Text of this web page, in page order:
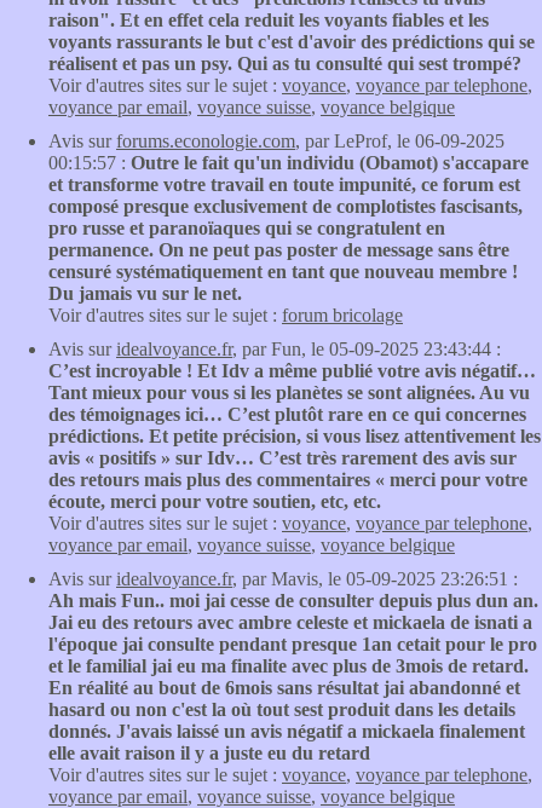
raison". Et en effet cela reduit les voyants fiables et les
voyants rassurants le but c'est d'avoir des prédictions qui se
réalisent et pas un psy. Qui as tu consulté qui sest trompé?
Voir d'autres sites sur le sujet : voyance, voyance par telephone,
voyance par email, voyance suisse, voyance belgique
Avis surforums.econologie.com, par LeProf, le 06-09-2025
00:15:57 : Outre le fait qu'un individu (Obamot) s'accapare
et transforme votre travail en toute impunité, ce forum est
composé presque exclusivement de complotistes fascisants,
pro russe et paranoïaques qui se congratulent en
permanence. On ne peut pas poster de message sans être
censuré systématiquement en tant que nouveau membre !
Du jamais vu sur le net.
Voir d'autres sites sur le sujet : forum bricolage
Avis suridealvoyance.fr, par Fun, le 05-09-2025 23:43:44 :
C’est incroyable ! Et Idv a même publié votre avis négatif…
Tant mieux pour vous si les planètes se sont alignées. Au vu
des témoignages ici… C’est plutôt rare en ce qui concernes
prédictions. Et petite précision, si vous lisez attentivement les
avis « positifs » sur Idv… C’est très rarement des avis sur
des retours mais plus des commentaires « merci pour votre
écoute, merci pour votre soutien, etc, etc.
Voir d'autres sites sur le sujet : voyance, voyance par telephone,
voyance par email, voyance suisse, voyance belgique
Avis suridealvoyance.fr, par Mavis, le 05-09-2025 23:26:51 :
Ah mais Fun.. moi jai cesse de consulter depuis plus dun an.
Jai eu des retours avec ambre celeste et mickaela de isnati a
l'époque jai consulte pendant presque 1an cetait pour le pro
et le familial jai eu ma finalite avec plus de 3mois de retard.
En réalité au bout de 6mois sans résultat jai abandonné et
hasard ou non c'est la où tout sest produit dans les details
donnés. J'avais laissé un avis négatif a mickaela finalement
elle avait raison il y a juste eu du retard
Voir d'autres sites sur le sujet : voyance, voyance par telephone,
voyance par email, voyance suisse, voyance belgique